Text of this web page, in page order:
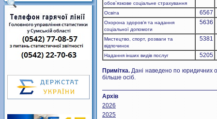
обов`язкове соціальне страхування
Освіта 6567
Охорона здоров’я та надання
соціальної допомоги
5636
Мистецтво, спорт, розваги та
відпочинок
5381
Надання інших видів послуг 5205
Примітка. Дані наведено по юридичних
більше осіб.
Архів
2026
2025